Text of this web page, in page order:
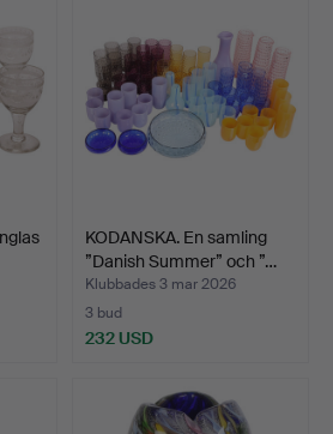
KODANSKA. En samling
”Danish Summer” och ”…
Klubbades 3 mar 2026
3 bud
232 USD